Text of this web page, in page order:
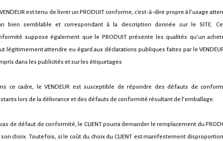
est tenu de livrer un PRODUIT conforme, c'est-à-dire propre à l’usage
bien semblable et correspondant à la description donnée sur le SITE.
suppose également que le PRODUIT présente les qualités qu’un
légitimement attendre eu égard aux déclarations publiques faites par le
dans les publicités et sur les étiquetages
ce cadre, le VENDEUR est susceptible de répondre des défauts de
lors de la délivrance et des défauts de conformité résultant de l’emballage.
cas de défaut de conformité, le CLIENT pourra demander le remplacement du
son choix.Toutefois, si le coût du choix du CLIENT est manifestement